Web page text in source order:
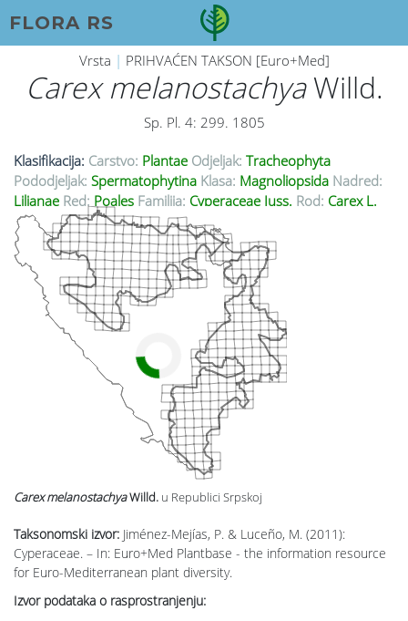
FLORA RS
Vrsta | PRIHVAĆEN TAKSON [Euro+Med]
Carex melanostachyaWilld.
Sp. Pl. 4: 299. 1805
Klasifikacija: Carstvo: Plantae Odjeljak: Tracheophyta
Pododjeljak: Spermatophytina Klasa: Magnoliopsida Nadred:
Lilianae Red: Poales Familija: Cyperaceae Juss. Rod: Carex L.
Taksonomski izvor: Jiménez-Mejías, P. & Luceño, M. (2011):
Cyperaceae. – In: Euro+Med Plantbase - the information resource
for Euro-Mediterranean plant diversity.
Izvor podataka o rasprostranjenju:
Carex melanostachyaWilld. u Republici Srpskoj